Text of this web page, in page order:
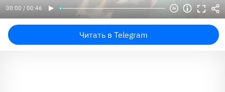
00:00 / 00:46
Читать в Telegram